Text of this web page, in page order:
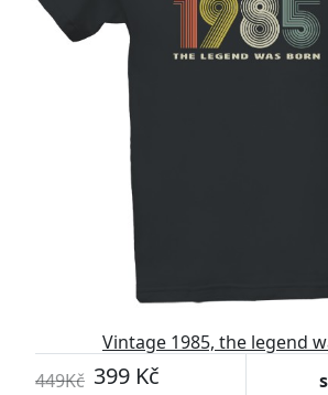
Vintage 1985, the legend
449Kč 399 Kč